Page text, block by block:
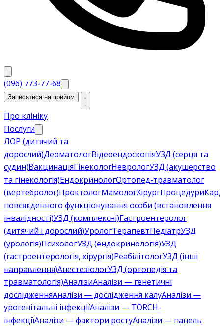
(096) 773-77-68
Записатися на прийом
Про клініку
Послуги
ЛОР (дитячий та
дорослий)ДерматологВідеоендоскопіяУЗД (серця та
судин)ВакцинаціяГінекологНеврологУЗД (акушерство
та гінекологія)ЕндокринологОртопед-травматолог
(вертебролог)ПроктологМамологХірургПроцедури
повсякденного функціонування особи (встановлення
інвалідності)УЗД (комплексні)Гастроентеролог
(дитячий і дорослий)УрологТерапевтПедіатрУЗД
(урологія)ПсихологУЗД (ендокринологія)УЗД
(гастроентерологія, хірургія)РеабілітологУЗД (інші
направлення)АнестезіологУЗД (ортопедія та
травматологія)АналізиАналізи — генетичні
дослідженняАналізи — дослідження калуАналізи —
урогенітальні інфекціїАналізи — TORCH-
інфекціїАналізи — фактори ростуАналізи — панель